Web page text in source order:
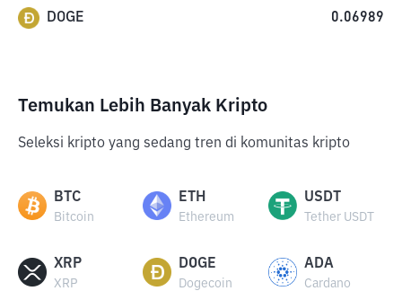
DOGE 0.06989
Temukan Lebih Banyak Kripto
Seleksi kripto yang sedang tren di komunitas kripto
BTC
Bitcoin
ETH
Ethereum
USDT
Tether USDT
XRP
XRP
DOGE
Dogecoin
ADA
Cardano